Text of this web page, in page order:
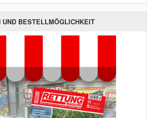
BESTELLMÖGLICHKEIT